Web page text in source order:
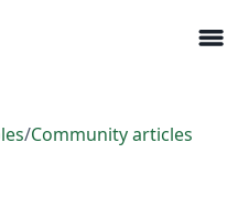
menu
/Community articles